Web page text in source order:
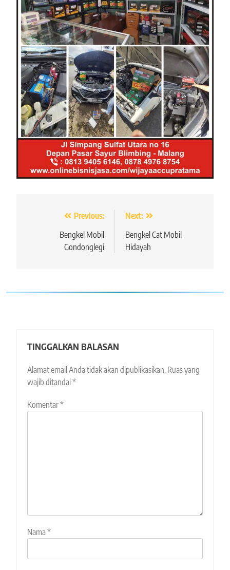
Navigasi Previous:
Bengkel Mobil
Gondonglegi
Next:
Bengkel Cat Mobil
Hidayah
TINGGALKAN BALASAN
Alamat email Anda tidak akan dipublikasikan. Ruas yang
wajib ditandai*
Komentar*
Nama*